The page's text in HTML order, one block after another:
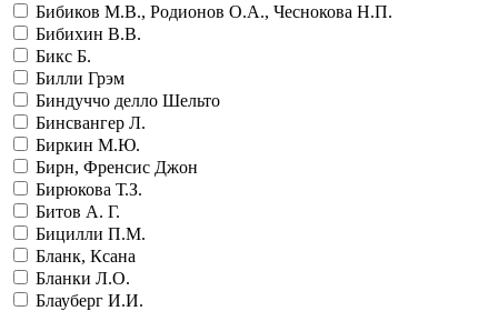
Бибиков М.В., Родионов О.А., Чеснокова Н.П.
Бибихин В.В.
Бикс Б.
Билли Грэм
Биндуччо делло Шельто
Бинсвангер Л.
Биркин М.Ю.
Бирн, Френсис Джон
Бирюкова Т.З.
Битов А. Г.
Бицилли П.М.
Бланк, Ксана
Бланки Л.О.
Блауберг И.И.